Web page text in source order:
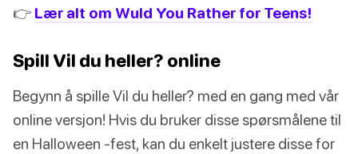
👉 Lær alt om Wuld You Rather for Teens!
Spill Vil du heller? online
Begynn å spille Vil du heller? med en gang med vår
online versjon! Hvis du bruker disse spørsmålene til
en Halloween -fest, kan du enkelt justere disse for